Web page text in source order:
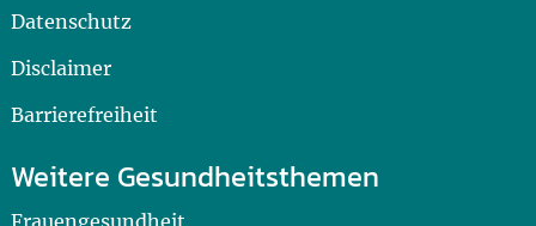
Datenschutz
Disclaimer
Barrierefreiheit
Weitere Gesundheitsthemen
Frauengesundheit